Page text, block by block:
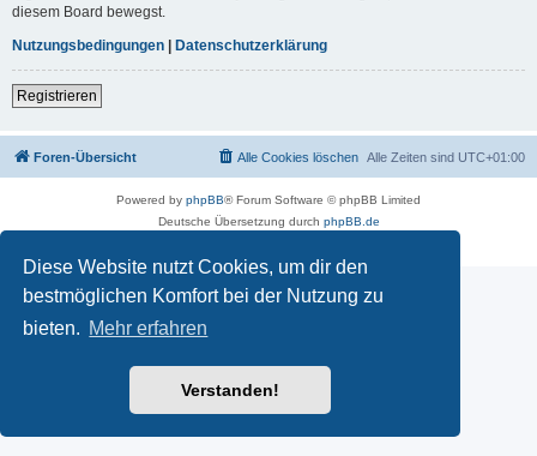
Diese Website nutzt Cookies, um dir den
bestmöglichen Komfort bei der Nutzung zu
bieten. Mehr erfahren
Verstanden!
diesem Board bewegst.
Nutzungsbedingungen | Datenschutzerklärung
Registrieren
Foren-Übersicht Alle Zeiten sind UTC+01:00
Alle Cookies löschen
Powered by phpBB® Forum Software © phpBB Limited
Deutsche Übersetzung durch phpBB.de